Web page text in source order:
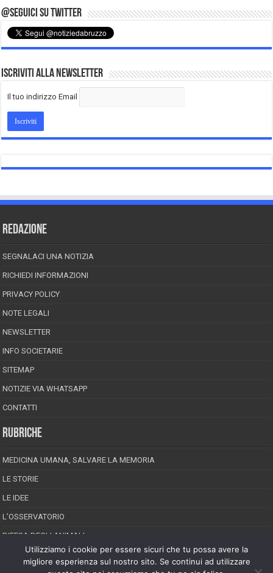
@Seguici su Twitter
Iscriviti alla Newsletter
Il tuo indirizzo Email
REDAZIONE
SEGNALACI UNA NOTIZIA
RICHIEDI INFORMAZIONI
PRIVACY POLICY
NOTE LEGALI
NEWSLETTER
INFO SOCIETARIE
SITEMAP
NOTIZIE VIA WHATSAPP
CONTATTI
RUBRICHE
MEDICINA UMANA, SALVARE LA MEMORIA
LE STORIE
LE IDEE
L’OSSERVATORIO
DIFESA DEGLI ANIMALI
INCREDIBILE MA VERO
Utilizziamo i cookie per essere sicuri che tu possa avere la
migliore esperienza sul nostro sito. Se continui ad utilizzare